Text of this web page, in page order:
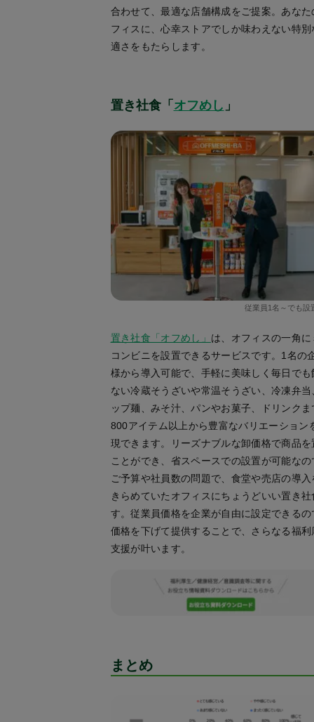
合わせて、最適な店舗構成をご提案。あなた
フィスに、心幸ストアでしか味わえない特別
適さをもたらします。
置き社食「 オフめし 」
従業員1名～でも設
置き社食「オフめし」 は、オフィスの一角に
コンビニを設置できるサービスです。1名の
様から導入可能で、手軽に美味しく毎日でも
ない冷蔵そうざいや常温そうざい、冷凍弁当
ップ麺、みそ汁、パンやお菓子、ドリンクま
800アイテム以上から豊富なバリエーション
現できます。リーズナブルな卸価格で商品を
ことができ、省スペースでの設置が可能なの
ご予算や社員数の問題で、食堂や売店の導入
きらめていたオフィスにちょうどいい置き社
す。従業員価格を企業が自由に設定できるの
価格を下げて提供することで、さらなる福利
支援が叶います。
まとめ